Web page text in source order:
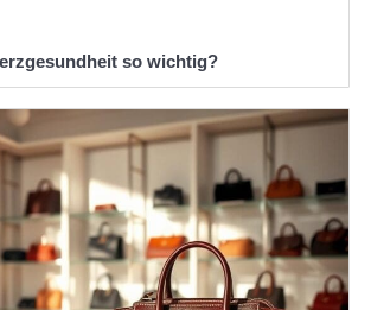
so wichtig?